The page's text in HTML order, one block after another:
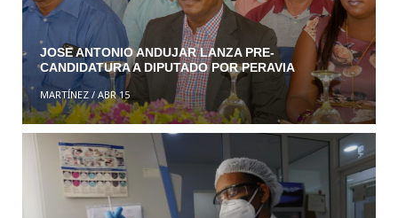
JOSE ANTONIO ANDUJAR LANZA PRE-
CANDIDATURA A DIPUTADO POR PERAVIA
MARTÍNEZ/ ABR 15